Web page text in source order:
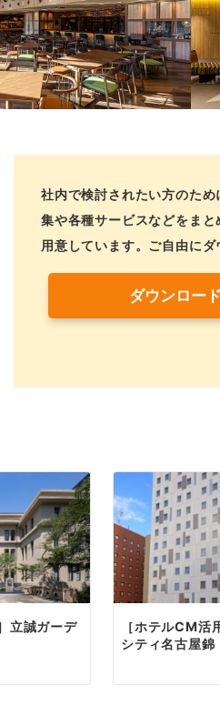
社内で検討されたい方のた
集や各種サービスなどをま
用意しています。ご自由にダ
ダウンロー
立誠ガーデ
［ホテルCM
シティ名古屋錦